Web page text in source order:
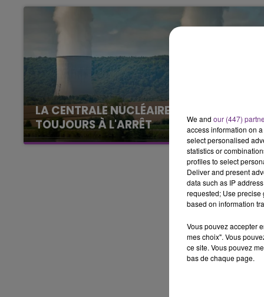
16h00 - 20h00
LE WEEK-END CHAMPAGNE FM
LA CENTRALE NUCLÉAIRE DE CHOOZ
TOUJOURS À L'ARRÊT
Cela fait déjà une semaine que la centrale
nucléaire ardennaise est à l'arrêt. Une situation
justifiée par la sécheresse intense qui est
We and our (447)
access information on
select personalised
statistics or
profiles to select
Deliver and present
data such as IP
requested; Use precise
based on information
Vous pouvez accepter
mes choix". Vous
ce site. Vous pouvez
bas de chaque page.